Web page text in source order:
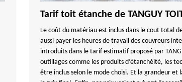
Tarif toit étanche de TANGUY
Le coût du matériau est inclus dans le cout total
aussi payer les heures de travail des couvreurs
introduits dans le tarif estimatif proposé par
outillages comme les produits d’étanchéité, les
être inclus selon le mode choisi. Et la grandeur